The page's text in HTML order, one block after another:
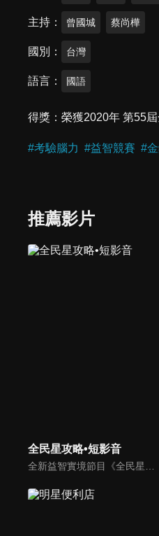
主持 曾國城 蔡尚樺
國別 台灣
語言 國語
得獎 榮獲2020年 第55
#考驗腦力 #益智競賽 #
推薦影片
全民星攻略•短影音